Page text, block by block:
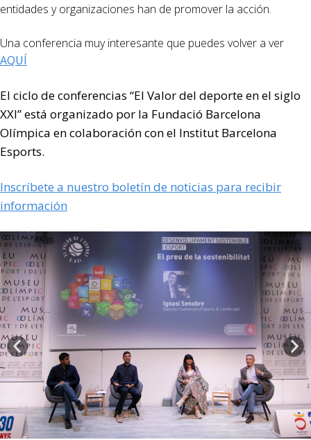
entidades y organizaciones han de promover la acción.
Una conferencia muy interesante que puedes volver a ver
AQUÍ
El ciclo de conferencias “El Valor del deporte en el siglo
XXI” está organizado por la Fundació Barcelona
Olímpica en colaboración con el Institut Barcelona
Esports.
Inscríbete a nuestro boletín de noticias para recibir
información